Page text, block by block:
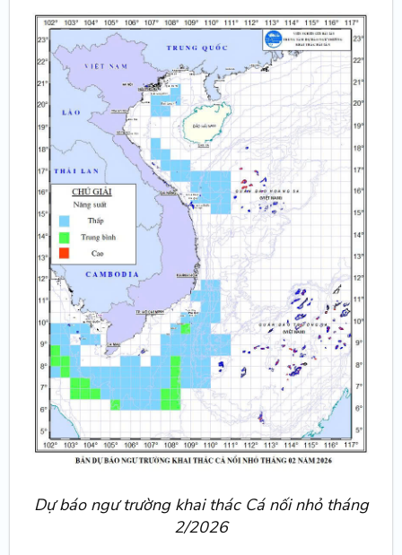
Dự báo ngư trường khai thác Cá nối nhỏ tháng
2/2026